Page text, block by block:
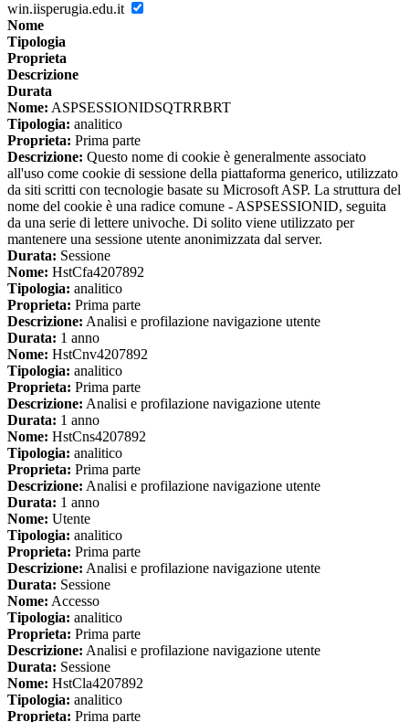
win.iisperugia.edu.it
Nome
Tipologia
Proprieta
Descrizione
Durata
Nome: ASPSESSIONIDSQTRRBRT
Tipologia: analitico
Proprieta: Prima parte
Descrizione: Questo nome di cookie è generalmente associato
all'uso come cookie di sessione della piattaforma generico, utilizzato
da siti scritti con tecnologie basate su Microsoft ASP. La struttura del
nome del cookie è una radice comune - ASPSESSIONID, seguita
da una serie di lettere univoche. Di solito viene utilizzato per
mantenere una sessione utente anonimizzata dal server.
Durata: Sessione
Nome: HstCfa4207892
Tipologia: analitico
Proprieta: Prima parte
Descrizione: Analisi e profilazione navigazione utente
Durata: 1 anno
Nome: HstCnv4207892
Tipologia: analitico
Proprieta: Prima parte
Descrizione: Analisi e profilazione navigazione utente
Durata: 1 anno
Nome: HstCns4207892
Tipologia: analitico
Proprieta: Prima parte
Descrizione: Analisi e profilazione navigazione utente
Durata: 1 anno
Nome: Utente
Tipologia: analitico
Proprieta: Prima parte
Descrizione: Analisi e profilazione navigazione utente
Durata: Sessione
Nome: Accesso
Tipologia: analitico
Proprieta: Prima parte
Descrizione: Analisi e profilazione navigazione utente
Durata: Sessione
Nome: HstCla4207892
Tipologia: analitico
Proprieta: Prima parte